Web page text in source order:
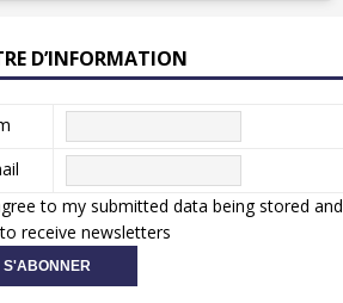
D’INFORMATION
to my submitted data being stored and
receive newsletters